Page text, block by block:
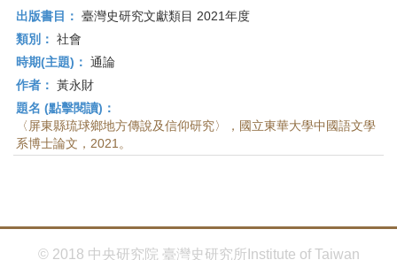
出版書目： 臺灣史研究文獻類目 2021年度
類別： 社會
時期(主題)： 通論
作者： 黃永財
題名 (點擊閱讀)：
〈屏東縣琉球鄉地方傳說及信仰研究〉，國立東華大學中國語文學
系博士論文，2021。
© 2018 中央研究院 臺灣史研究所Institute of Taiwan